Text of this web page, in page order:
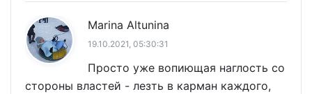
Marina Altunina
19.10.2021, 05:30:31
Просто уже вопиющая наглость со
стороны властей - лезть в карман каждого,